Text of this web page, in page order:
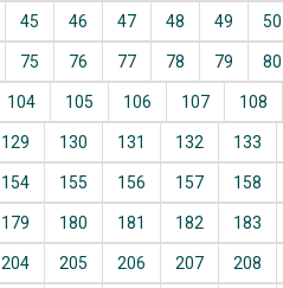
45 46 47 48 49 50
75 76 77 78 79 80
104 105 106 107 108
129 130 131 132 133
154 155 156 157 158
179 180 181 182 183
204 205 206 207 208